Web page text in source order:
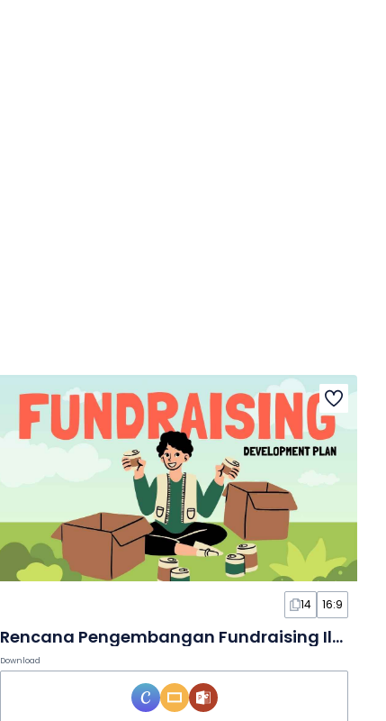
14 16:9
Rencana Pengembangan Fundraising Ilustratif yang Imut dalam Slide
Download